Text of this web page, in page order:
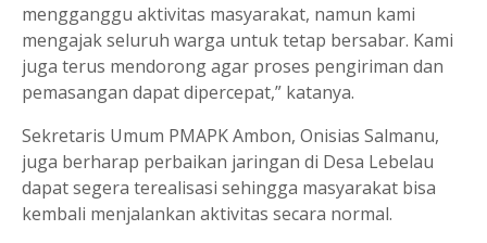
mengganggu aktivitas masyarakat, namun kami
mengajak seluruh warga untuk tetap bersabar. Kami
juga terus mendorong agar proses pengiriman dan
pemasangan dapat dipercepat,” katanya.
Sekretaris Umum PMAPK Ambon, Onisias Salmanu,
juga berharap perbaikan jaringan di Desa Lebelau
dapat segera terealisasi sehingga masyarakat bisa
kembali menjalankan aktivitas secara normal.